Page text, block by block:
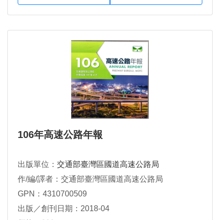
106年高速公路年報
出版單位： 交通部臺灣區國道高速公路局
作/編/譯者：交通部臺灣區國道高速公路局
GPN：4310700509
出版／創刊日期：2018-04